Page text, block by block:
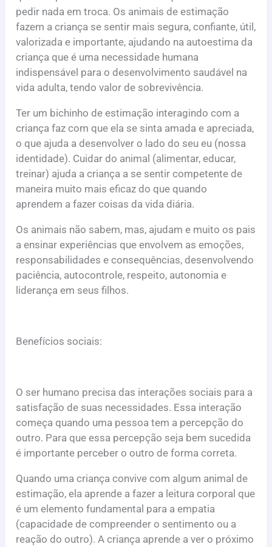
pedir nada em troca. Os animais de estimação
fazem a criança se sentir mais segura, confiante, útil,
valorizada e importante, ajudando na autoestima da
criança que é uma necessidade humana
indispensável para o desenvolvimento saudável na
vida adulta, tendo valor de sobrevivência.
Ter um bichinho de estimação interagindo com a
criança faz com que ela se sinta amada e apreciada,
o que ajuda a desenvolver o lado do seu eu (nossa
identidade). Cuidar do animal (alimentar, educar,
treinar) ajuda a criança a se sentir competente de
maneira muito mais eficaz do que quando
aprendem a fazer coisas da vida diária.
Os animais não sabem, mas, ajudam e muito os pais
a ensinar experiências que envolvem as emoções,
responsabilidades e consequências, desenvolvendo
paciência, autocontrole, respeito, autonomia e
liderança em seus filhos.
Benefícios sociais:
O ser humano precisa das interações sociais para a
satisfação de suas necessidades. Essa interação
começa quando uma pessoa tem a percepção do
outro. Para que essa percepção seja bem sucedida
é importante perceber o outro de forma correta.
Quando uma criança convive com algum animal de
estimação, ela aprende a fazer a leitura corporal que
é um elemento fundamental para a empatia
(capacidade de compreender o sentimento ou a
reação do outro). A criança aprende a ver o próximo